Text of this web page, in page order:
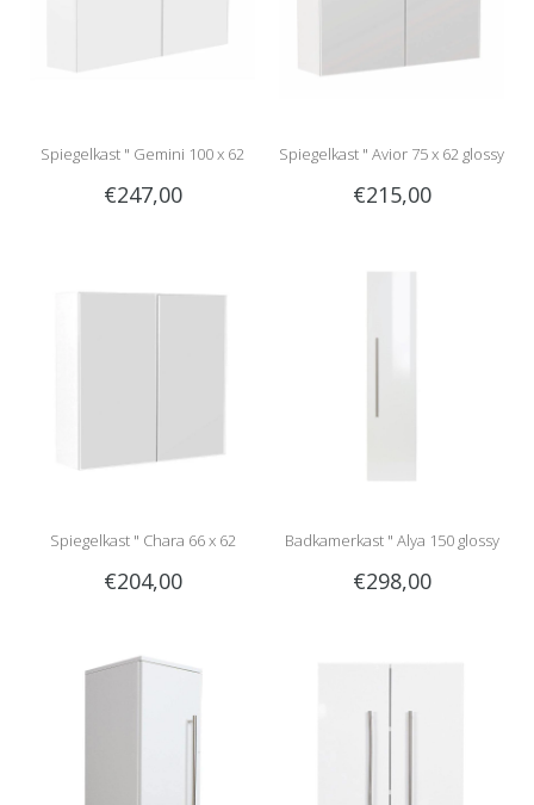
Spiegelkast " Gemini 100 x 62
glossy white "
€247,00
Spiegelkast " Avior 75 x 62 glossy
white "
€215,00
Spiegelkast " Chara 66 x 62
glossy white "
€204,00
Badkamerkast " Alya 150 glossy
white "
€298,00